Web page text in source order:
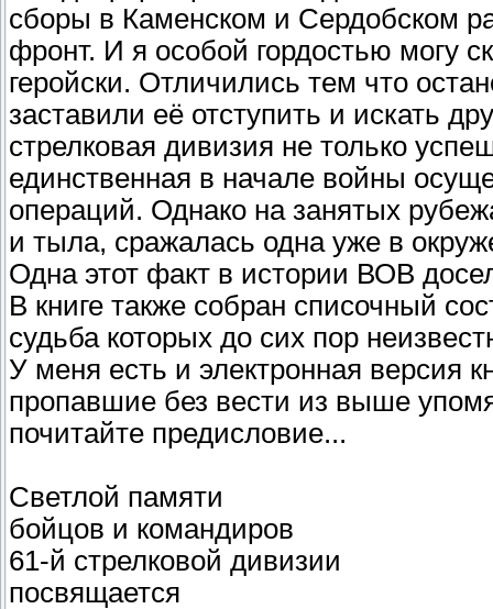
сборы в Каменском и Сердобском
фронт. И я особой гордостью могу
геройски. Отличились тем что
заставили её отступить и искать
стрелковая дивизия не только
единственная в начале войны
операций. Однако на занятых
и тыла, сражалась одна уже в
Одна этот факт в истории ВОВ
В книге также собран списочный
судьба которых до сих пор
У меня есть и электронная версия
пропавшие без вести из выше
почитайте предисловие...
Светлой памяти
бойцов и командиров
61-й стрелковой дивизии
посвящается